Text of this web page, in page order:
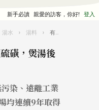
新手必讀 親愛的訪客，你好! 登入
湯水 › 湯料 › 有機薏米 (無添加 不薰硫磺，煲湯後不會變酸)
磺，煲湯後
染、遠離工業
均連續9年取得